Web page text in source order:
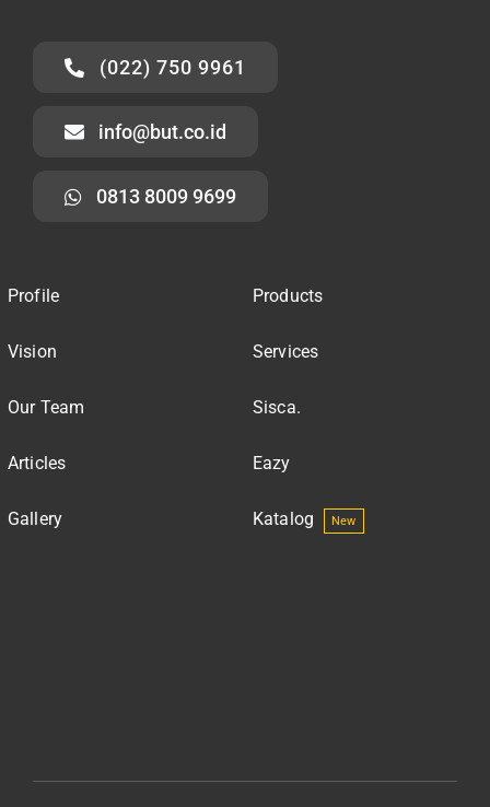
(022) 750 9961
info@but.co.id
0813 8009 9699
Profile
Vision
Our Team
Articles
Gallery
Products
Services
Sisca.
Eazy
Katalog New